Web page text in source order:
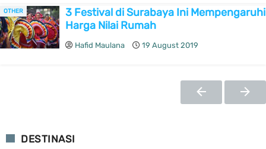
OTHER
3 Festival di Surabaya Ini Mempengaruhi
Harga Nilai Rumah
Hafid Maulana 19 August 2019
DESTINASI